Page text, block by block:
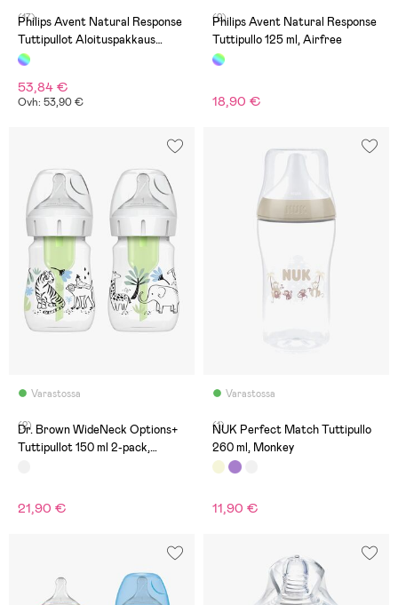
(17)
Philips Avent Natural Response
Tuttipullot Aloituspakkaus
Vastasyntyneelle
53,84 €
Ovh: 53,90 €
(2)
Philips Avent Natural Response
Tuttipullo 125 ml, Airfree
18,90 €
Varastossa
(2)
Dr. Brown WideNeck Options+
Tuttipullot 150 ml 2-pack,
21,90 €
Varastossa
(1)
NUK Perfect Match Tuttipullo
260 ml, Monkey
11,90 €